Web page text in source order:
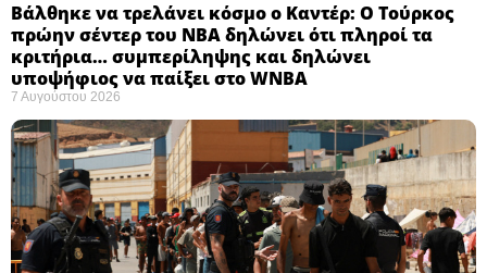
Βάλθηκε να τρελάνει κόσμο ο Καντέρ: Ο Τούρκος
πρώην σέντερ του NBA δηλώνει ότι πληροί τα
κριτήρια… συμπερίληψης και δηλώνει
υποψήφιος να παίξει στο WNBA
7 Αυγούστου 2026